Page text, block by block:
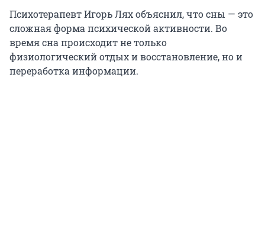
Психотерапевт Игорь Лях объяснил, что сны — это
сложная форма психической активности. Во
время сна происходит не только
физиологический отдых и восстановление, но и
переработка информации.